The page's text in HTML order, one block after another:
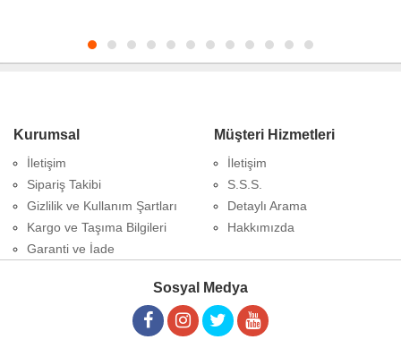
Kurumsal
İletişim
Sipariş Takibi
Gizlilik ve Kullanım Şartları
Kargo ve Taşıma Bilgileri
Garanti ve İade
Müşteri Hizmetleri
İletişim
S.S.S.
Detaylı Arama
Hakkımızda
Sosyal Medya